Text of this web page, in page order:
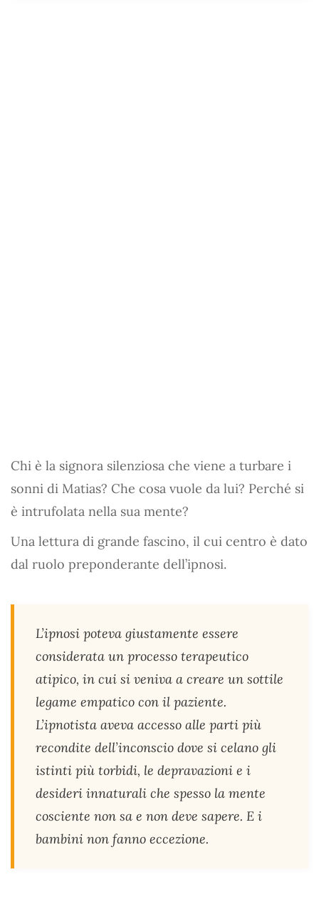
Chi è la signora silenziosa che viene a turbare i
sonni di Matias? Che cosa vuole da lui? Perché si
è intrufolata nella sua mente?
Una lettura di grande fascino, il cui centro è dato
dal ruolo preponderante dell’ipnosi.
L’ipnosi poteva giustamente essere
considerata un processo terapeutico
atipico, in cui si veniva a creare un sottile
legame empatico con il paziente.
L’ipnotista aveva accesso alle parti più
recondite dell’inconscio dove si celano gli
istinti più torbidi, le depravazioni e i
desideri innaturali che spesso la mente
cosciente non sa e non deve sapere. E i
bambini non fanno eccezione.